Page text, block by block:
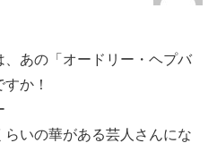
、あの「オードリー・ヘプバ
か！
いの華がある芸人さんにな